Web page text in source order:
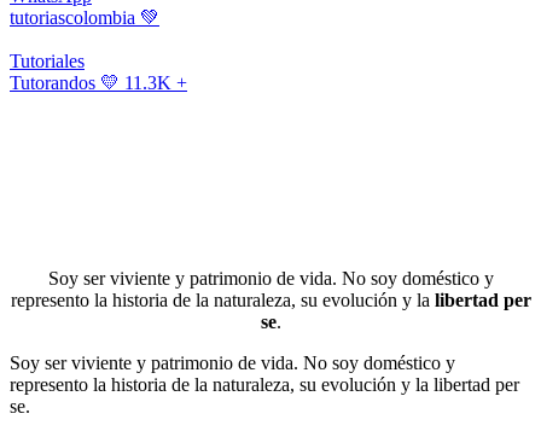
tutoriascolombia 💚
Tutoriales
Tutorandos 💛 11.3K +
Soy ser viviente y patrimonio de vida. No soy doméstico y
represento la historia de la naturaleza, su evolución y la libertad per
se.
Soy ser viviente y patrimonio de vida. No soy doméstico y
represento la historia de la naturaleza, su evolución y la libertad per
se.